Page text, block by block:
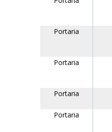
Portaria
Portaria
Portaria
Portaria